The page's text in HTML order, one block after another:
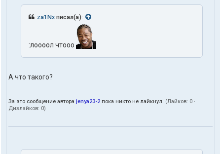
za1Nx писал(а):
:лоооол чтооо
А что такого?
За это сообщение автора jenya23-2 пока никто не лайкнул. (Лайков: 0 ·
Дизлайков: 0)